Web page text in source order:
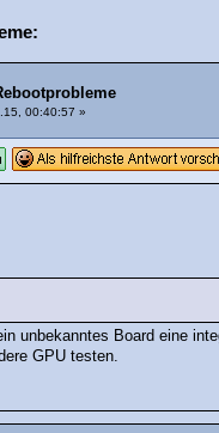
00:40:57 »
unbekanntes Board eine
GPU testen.